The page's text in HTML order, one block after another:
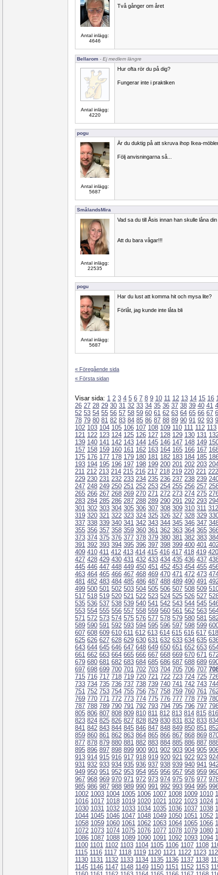
Antal inlägg:
4646
Två gånger om året
Bellarom - Ej medlem längre
Antal inlägg:
4220
Hur ofta rör du på dig?
Fungerar inte i praktiken
pogu
Antal inlägg:
5687
Är du duktig på att skruva ihop Ikea-
Följ anvisningarna så...
SmålandsMira
Antal inlägg:
22535
Vad sa du till Åsis innan han skulle låna
Att du bara vågar!!!
pogu
Antal inlägg:
5687
Har du lust att komma hit och mysa lite?
Förlåt, jag kunde inte låta bli
« Föregående sida
« Första sidan
Visar sida: 1 2 3 4 5 6 7 8 9 10 11 12 13 14 15 16
26 27 28 29 30 31 32 33 34 35 36 37 38 39 40 41
52 53 54 55 56 57 58 59 60 61 62 63 64 65 66 67
78 79 80 81 82 83 84 85 86 87 88 89 90 91 92 93
102 103 104 105 106 107 108 109 110 111 112 113
121 122 123 124 125 126 127 128 129 130 131
139 140 141 142 143 144 145 146 147 148 149
157 158 159 160 161 162 163 164 165 166 167
175 176 177 178 179 180 181 182 183 184 185
193 194 195 196 197 198 199 200 201 202 203
211 212 213 214 215 216 217 218 219 220 221 222
229 230 231 232 233 234 235 236 237 238 239
247 248 249 250 251 252 253 254 255 256 257
265 266 267 268 269 270 271 272 273 274 275
283 284 285 286 287 288 289 290 291 292 293
301 302 303 304 305 306 307 308 309 310 311 312
319 320 321 322 323 324 325 326 327 328 329
337 338 339 340 341 342 343 344 345 346 347
355 356 357 358 359 360 361 362 363 364 365
373 374 375 376 377 378 379 380 381 382 383
391 392 393 394 395 396 397 398 399 400 401
409 410 411 412 413 414 415 416 417 418 419 420
427 428 429 430 431 432 433 434 435 436 437
445 446 447 448 449 450 451 452 453 454 455
463 464 465 466 467 468 469 470 471 472 473
481 482 483 484 485 486 487 488 489 490 491
499 500 501 502 503 504 505 506 507 508 509
517 518 519 520 521 522 523 524 525 526 527
535 536 537 538 539 540 541 542 543 544 545
553 554 555 556 557 558 559 560 561 562 563
571 572 573 574 575 576 577 578 579 580 581
589 590 591 592 593 594 595 596 597 598 599
607 608 609 610 611 612 613 614 615 616 617 618
625 626 627 628 629 630 631 632 633 634 635
643 644 645 646 647 648 649 650 651 652 653
661 662 663 664 665 666 667 668 669 670 671
679 680 681 682 683 684 685 686 687 688 689
697 698 699 700 701 702 703 704 705 706 707
715 716 717 718 719 720 721 722 723 724 725
733 734 735 736 737 738 739 740 741 742 743
751 752 753 754 755 756 757 758 759 760 761
769 770 771 772 773 774 775 776 777 778 779
787 788 789 790 791 792 793 794 795 796 797
805 806 807 808 809 810 811 812 813 814 815 816
823 824 825 826 827 828 829 830 831 832 833
841 842 843 844 845 846 847 848 849 850 851
859 860 861 862 863 864 865 866 867 868 869
877 878 879 880 881 882 883 884 885 886 887
895 896 897 898 899 900 901 902 903 904 905
913 914 915 916 917 918 919 920 921 922 923
931 932 933 934 935 936 937 938 939 940 941
949 950 951 952 953 954 955 956 957 958 959
967 968 969 970 971 972 973 974 975 976 977
985 986 987 988 989 990 991 992 993 994 995
1002 1003 1004 1005 1006 1007 1008 1009 1010
1016 1017 1018 1019 1020 1021 1022 1023 1024
1030 1031 1032 1033 1034 1035 1036 1037 1038
1044 1045 1046 1047 1048 1049 1050 1051 1052
1058 1059 1060 1061 1062 1063 1064 1065 1066
1072 1073 1074 1075 1076 1077 1078 1079 1080
1086 1087 1088 1089 1090 1091 1092 1093 1094
1100 1101 1102 1103 1104 1105 1106 1107 1108
1115 1116 1117 1118 1119 1120 1121 1122 1123
1130 1131 1132 1133 1134 1135 1136 1137 1138
1145 1146 1147 1148 1149 1150 1151 1152 1153